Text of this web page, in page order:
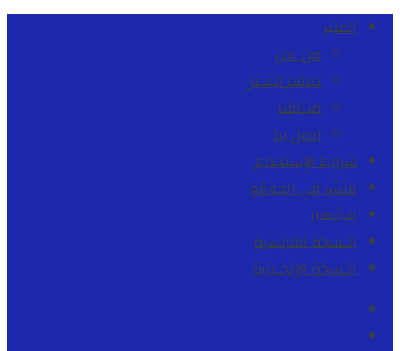
المنبر
من نحن
طاقم العمل
ميثاقنا
اتصل بنا
شروط الإستخدام
للنشر في الموقع
للإشهار
النسخة الفرنسية
النسخة الإنجليزية